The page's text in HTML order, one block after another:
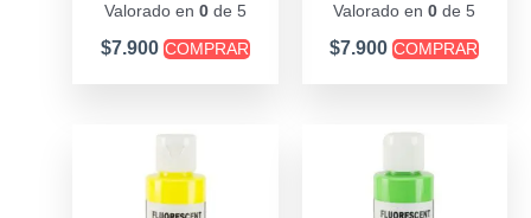
Valorado en 0de 5
$7.900 COMPRAR
Valorado en0 de 5
$7.900 COMPRAR